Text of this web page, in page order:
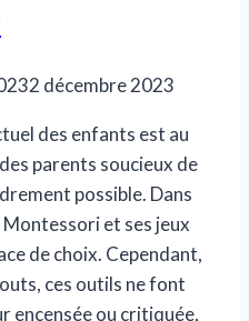
2 décembre 2023
des enfants est au
parents soucieux de
possible. Dans
et ses jeux
de choix. Cependant,
ces outils ne font
encensée ou critiquée,